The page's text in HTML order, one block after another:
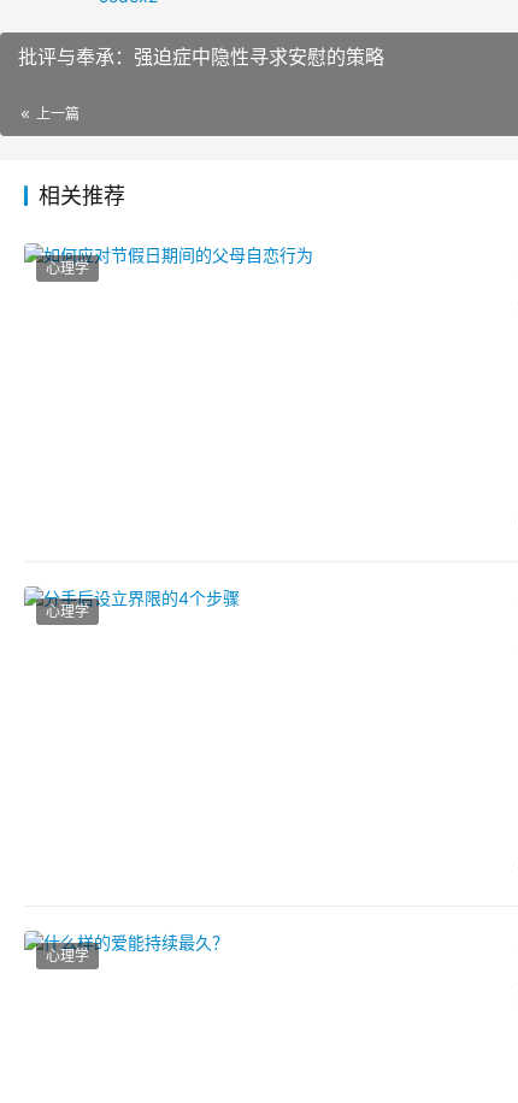
批评与奉承：强迫症中隐性寻求安慰的策略
上一篇
相关推荐
心理学
心理学
心理学